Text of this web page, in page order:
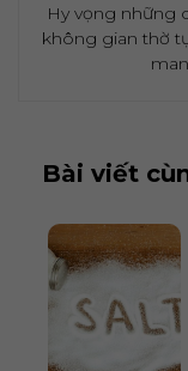
Hy vọng những
không gian thờ
Bài viết